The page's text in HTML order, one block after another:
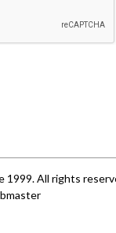
1999. All rights